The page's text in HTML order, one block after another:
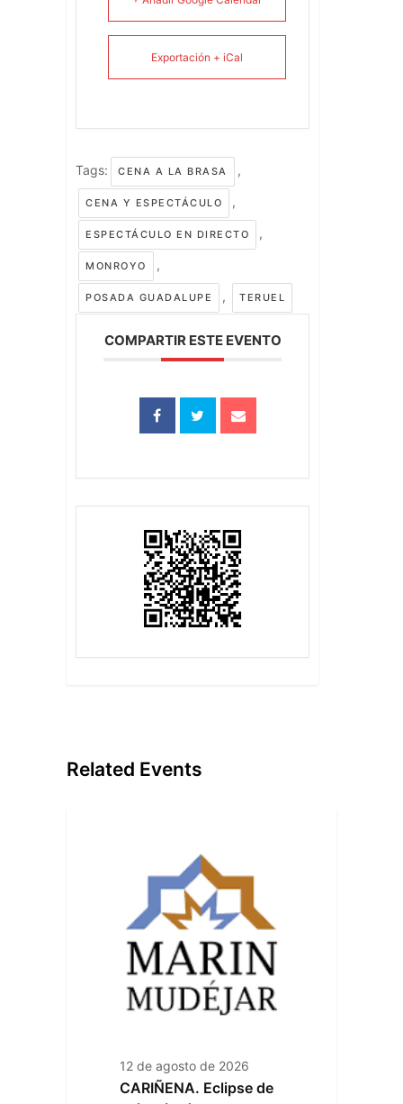
Exportación + iCal
Tags: CENA A LA BRASA ,
CENA Y ESPECTÁCULO ,
ESPECTÁCULO EN DIRECTO ,
MONROYO ,
POSADA GUADALUPE , TERUEL
COMPARTIR ESTE EVENTO
Related Events
12 de agosto de 2026
CARIÑENA. Eclipse de